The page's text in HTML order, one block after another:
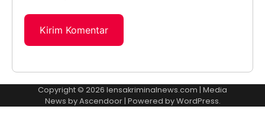
Copyright © 2026 lensakriminalnews.com | Media
News byAscendoor| Powered byWordPress.